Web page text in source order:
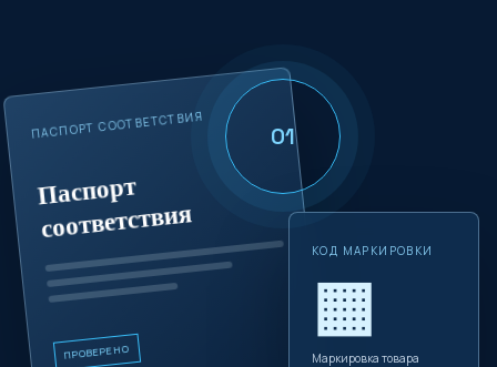
ПАСПОРТ СООТВЕТСТВИЯ
Паспорт
соответствия
ПРОВЕРЕНО
КОД МАРКИРОВКИ
▦
Маркировка товара
01